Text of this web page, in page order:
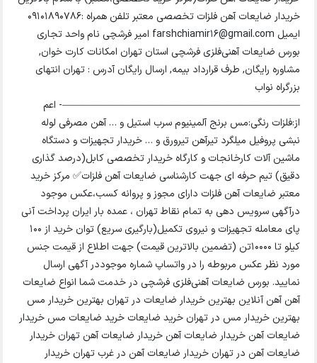
خریدار ضایعات آهن فلزات تخصصی معتبر تلفن همراه :09101890786
ایمیل farshchiamir16@gmail.com امیر فرشچی نام واحد تجاری
بورس ضایعات آهنی‌فلزی فرشچی استان تهران امکانات کارت خوان,
مشاوره رایگان, طرف قرارداد بیمه, ارسال رایگان آدرس : تهران انتهای
بزرگراه نواب
————————————————————————- اعم
از:فلزات رنگی:مس برنج آلمینیوم سرب استیل و … آهن مصرفی لوله
نبشی پروفیل میلگرد تیرآهن تیرورق و … خریدار تجهیزات و دستگاه
ماشین آلات کارخانجات و کارگاه خریدار تخصصی کابل(درصد گذاری
دقیق) تیم حرفه ای جهت کارشناسی ضایعات آهن فلزات✅ مرکز خرید
معتبر ضایعات آهن فلزات دارای مجوز و پروانه کسب،عکس موجود
درآگهی سرویس دهی به تمام نقاط تهران ، عمده بار ایران پرداخت آنی
پای معامله تجهیزات و نیروی تکمیل(بارگیری سریع) توان خرید از ۱۰۰
کیلو تا ۱۰۰۰۰تن (تضمین بالاترین قیمت) جهت اطلاع از قیمت جنس
مورد نظر عکس مربوطه را در واتساپ شماره موجوددر آگهی ارسال
نمایید. بورس ضایعات آهنی‌فلزی فرشچی در خدمت شما انواع ضایعات
آهن آهن آنلاین بهترین خریدار ضایعات در تهران بهترین خریدار مس
بهترین خریدار مس در تهران خرید ضایعات خرید ضایعات مس خریدار
ضایعات آهن خریدار ضایعات آهن خریدار ضایعات آهن تهران خریدار
ضایعات آهن در تهران خریدار ضایعات آهن در غرب تهران خریدار